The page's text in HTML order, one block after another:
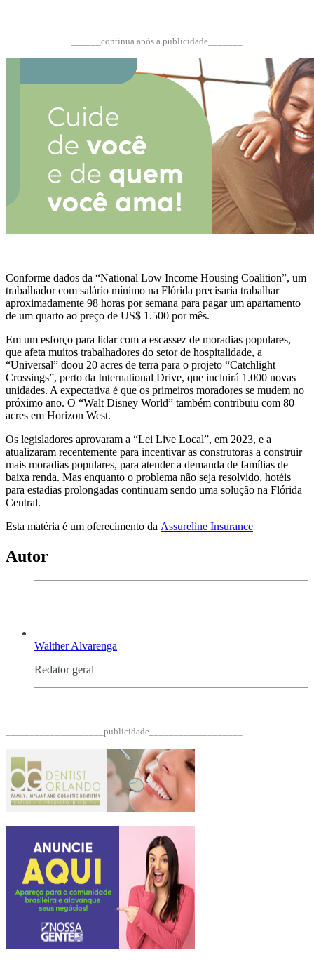
______continua após a publicidade_______
Conforme dados da “National Low Income Housing Coalition”, um
trabalhador com salário mínimo na Flórida precisaria trabalhar
aproximadamente 98 horas por semana para pagar um apartamento
de um quarto ao preço de US$ 1.500 por mês.
Em um esforço para lidar com a escassez de moradias populares,
que afeta muitos trabalhadores do setor de hospitalidade, a
“Universal” doou 20 acres de terra para o projeto “Catchlight
Crossings”, perto da International Drive, que incluirá 1.000 novas
unidades. A expectativa é que os primeiros moradores se mudem no
próximo ano. O “Walt Disney World” também contribuiu com 80
acres em Horizon West.
Os legisladores aprovaram a “Lei Live Local”, em 2023, e a
atualizaram recentemente para incentivar as construtoras a construir
mais moradias populares, para atender a demanda de famílias de
baixa renda. Mas enquanto o problema não seja resolvido, hotéis
para estadias prolongadas continuam sendo uma solução na Flórida
Central.
Esta matéria é um oferecimento da Assureline Insurance
Autor
Walther Alvarenga
Redator geral
____________________publicidade___________________